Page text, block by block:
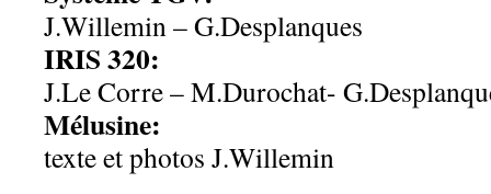
J.Willemin – G.Desplanques
IRIS 320:
J.Le Corre – M.Durochat-
Mélusine:
texte et photos J.Willemin